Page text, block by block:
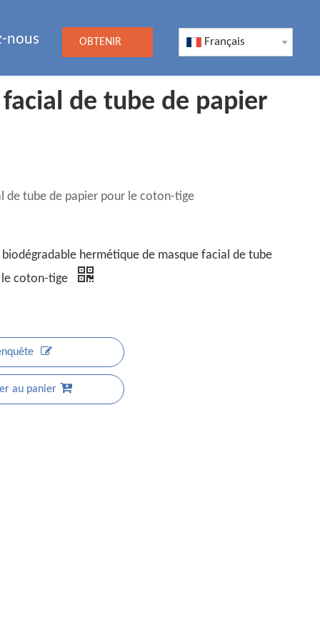
nous OBTENIR Français
de tube de papier
de tube de papier pour le coton-tige
biodégradable hermétique de masque facial de tube
coton-tige
au panier